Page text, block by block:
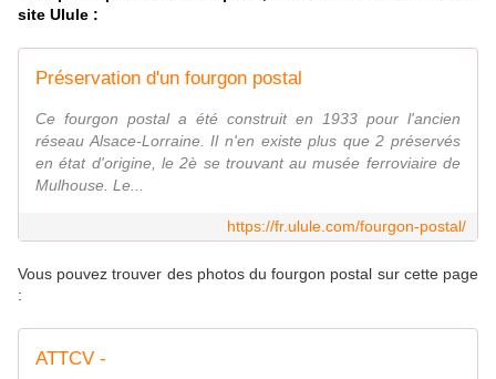
site Ulule :
Préservation d'un fourgon postal
Ce fourgon postal a été construit en 1933 pour l'ancien
réseau Alsace-Lorraine. Il n'en existe plus que 2 préservés
en état d'origine, le 2è se trouvant au musée ferroviaire de
Mulhouse. Le...
https://fr.ulule.com/fourgon-postal/
Vous pouvez trouver des photos du fourgon postal sur cette page
:
ATTCV -